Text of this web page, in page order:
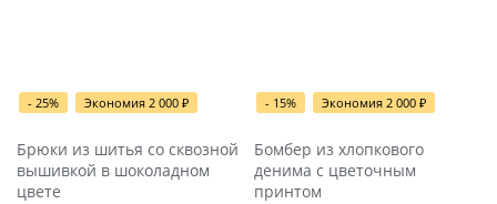
- 25% Экономия 2 000 ₽
Брюки из шитья со сквозной
вышивкой в шоколадном
цвете
- 15% Экономия 2 000 ₽
Бомбер из хлопкового
денима с цветочным
принтом